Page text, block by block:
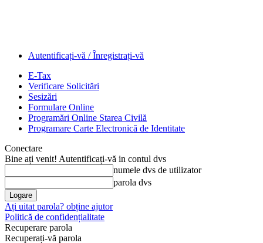
Autentificați-vă / Înregistrați-vă
E-Tax
Verificare Solicitări
Sesizări
Formulare Online
Programări Online Starea Civilă
Programare Carte Electronică de Identitate
Conectare
Bine ați venit! Autentificați-vă in contul dvs
numele dvs de utilizator
parola dvs
Ați uitat parola? obține ajutor
Politică de confidențialitate
Recuperare parola
Recuperați-vă parola